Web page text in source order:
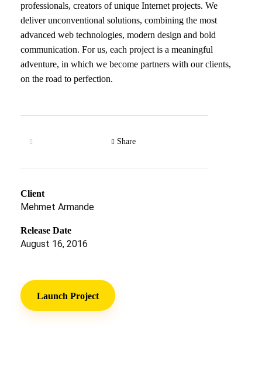
professionals, creators of unique Internet projects. We
deliver unconventional solutions, combining the most
advanced web technologies, modern design and bold
communication. For us, each project is a meaningful
adventure, in which we become partners with our clients,
on the road to perfection.
Share
Client
Mehmet Armande
Release Date
August 16, 2016
Launch Project